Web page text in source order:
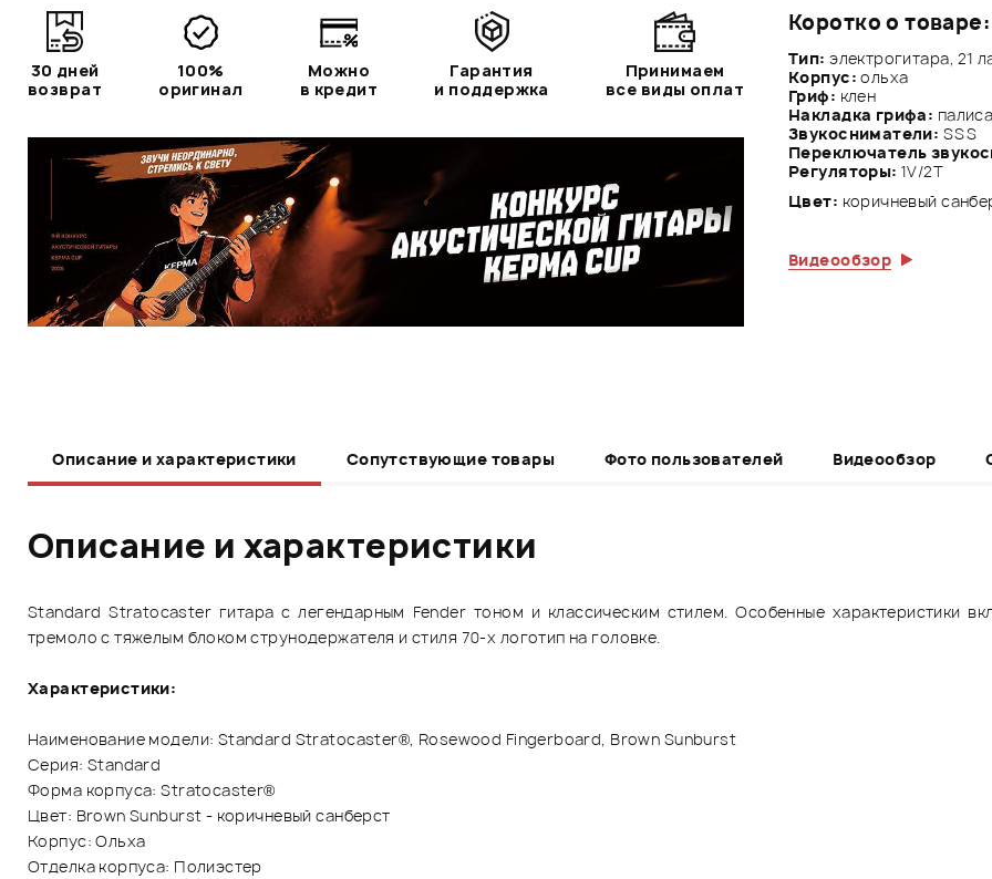
Коротко о товаре:
Тип:электрогитара, 21
Корпус:ольха
Гриф: клен
Накладка грифа:
Звукосниматели: SSS
Переключатель
Регуляторы:1V/2Т
Цвет: коричневый
Видеообзор
30 дней
возврат
100%
оригинал
Можно
в кредит
Гарантия
и поддержка
Принимаем
все виды оплат
Описание и характеристики Сопутствующие товары Фото пользователей Видеообзор
Описание и характеристики
Standard Stratocaster гитара с легендарным Fender тоном и классическим стилем. Особенные характеристики
тремоло с тяжелым блоком струнодержателя и стиля 70-х логотип на головке.
Характеристики:
Наименование модели: Standard Stratocaster®, Rosewood Fingerboard, Brown Sunburst
Серия: Standard
Форма корпуса: Stratocaster®
Цвет: Brown Sunburst - коричневый санберст
Корпус: Ольха
Отделка корпуса: Полиэстер